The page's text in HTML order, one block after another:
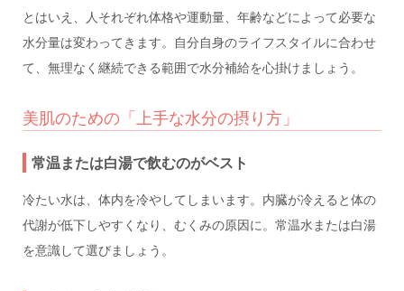
とはいえ、人それぞれ体格や運動量、年齢などによって必要な
水分量は変わってきます。自分自身のライフスタイルに合わせ
て、無理なく継続できる範囲で水分補給を心掛けましょう。
美肌のための「上手な水分の摂り方」
常温または白湯で飲むのがベスト
冷たい水は、体内を冷やしてしまいます。内臓が冷えると体の
代謝が低下しやすくなり、むくみの原因に。常温水または白湯
を意識して選びましょう。